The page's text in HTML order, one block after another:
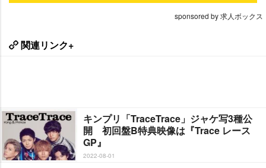
sponsored by 求人ボックス
関連リンク+
キンプリ「TraceTrace」ジャケ写3種公
開 初回盤B特典映像は『Trace レース
GP』
2022-08-01